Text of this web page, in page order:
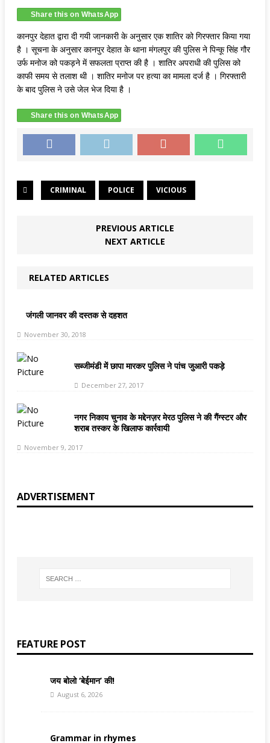
Share this on WhatsApp
कानपुर देहात द्वारा दी गयी जानकारी के अनुसार एक शातिर को गिरफ्तार किया गया
है । सूचना के अनुसार कानपुर देहात के थाना मंगलपुर की पुलिस ने पिन्कू सिंह गौर
उर्फ मनोज को पकड़ने में सफलता प्राप्त की है । शातिर अपराधी की पुलिस को
काफी समय से तलाश थी । शातिर मनोज पर हत्या का मामला दर्ज है । गिरफ्तारी
के बाद पुलिस ने उसे जेल भेज दिया है ।
Share this on WhatsApp
CRIMINAL POLICE VICIOUS
PREVIOUS ARTICLE
NEXT ARTICLE
RELATED ARTICLES
जंगली जानवर की दस्तक से दहशत
November 30, 2018
सब्जीमंडी में छापा मारकर पुलिस ने पांच जुआरी पकड़े
December 27, 2017
नगर निकाय चुनाव के मद्देनज़र मेरठ पुलिस ने की गैंग्स्टर और
शराब तस्कर के खिलाफ कार्रवायी
November 9, 2017
ADVERTISEMENT
FEATURE POST
जय बोलो ‘बेईमान’ की!
August 6, 2026
Grammar in rhymes